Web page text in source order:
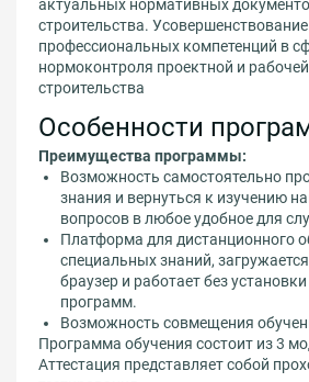
актуальных нормативных
строительства.
профессиональных компетенций в
нормоконтроля проектной и
строительства
Особенности
Преимущества программы:
Возможность самостоятельно
знания и вернуться к изучению
вопросов в любое удобное для
Платформа для дистанционного
специальных знаний,
браузер и работает без
программ.
Возможность совмещения
Программа обучения состоит из 3
Аттестация представляет собой